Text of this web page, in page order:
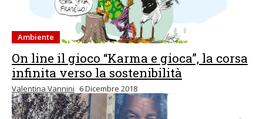
Ambiente
On line il gioco “Karma e gioca”, la corsa
infinita verso la sostenibilità
Valentina Vannini 6 Dicembre 2018